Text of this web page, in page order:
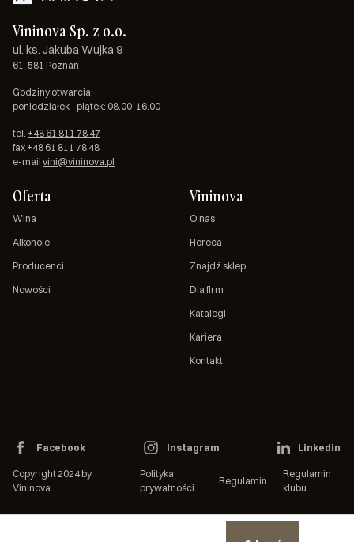
Vininova Sp. z o.o.
ul. ks. Jakuba Wujka 9
61-581 Poznań
Godziny otwarcia:
poniedziałek - piątek: 08.00-16.00
tel. +48 61 811 78 47
fax +48 61 811 78 48
e-mail vini@vininova.pl
Oferta
Wina
Alkohole
Producenci
Nowości
Vininova
O nas
Horeca
Znajdź sklep
Dla firm
Katalogi
Kariera
Kontakt
Copyright 2024 by
Vininova
Polityka
prywatności
Regulamin
Regulamin
klubu
Facebook Instagram Linkedin